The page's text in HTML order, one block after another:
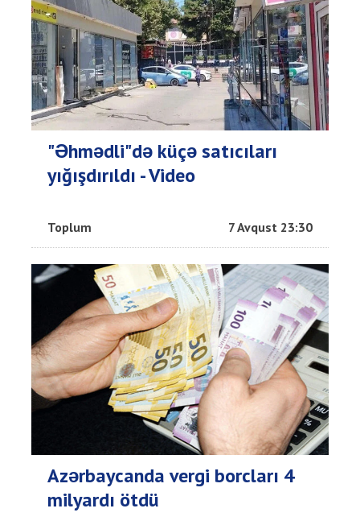
"Əhmədli"də küçə satıcıları
yığışdırıldı - Video
Toplum 7 Avqust 23:30
Azərbaycanda vergi borcları 4
milyardı ötdü